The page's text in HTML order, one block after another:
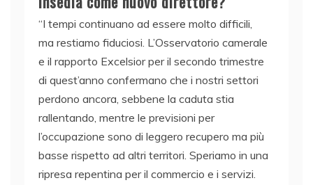
“I tempi continuano ad essere molto difficili,
ma restiamo fiduciosi. L’Osservatorio camerale
e il rapporto Excelsior per il secondo trimestre
di quest’anno confermano che i nostri settori
perdono ancora, sebbene la caduta stia
rallentando, mentre le previsioni per
l’occupazione sono di leggero recupero ma più
basse rispetto ad altri territori. Speriamo in una
ripresa repentina per il commercio e i servizi.